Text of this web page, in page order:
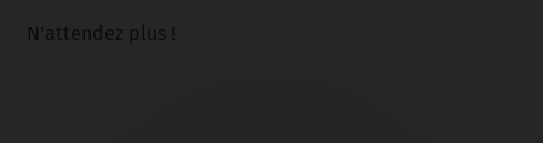
N'attendez plus !